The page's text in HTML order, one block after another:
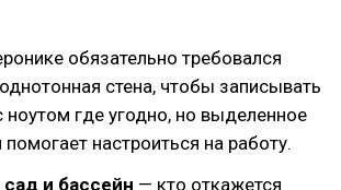
обязательно требовался
стена, чтобы записывать
где угодно, но выделенное
настроиться на работу.
и бассейн — кто откажется